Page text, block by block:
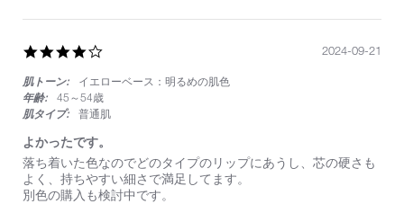
地
良
い
で
す。
rating
肌トーン:
イエローベース：明るめの肌色
年齢:
45～54歳
肌タイプ:
普通肌
よかったです。
Review
by
on
review
stating
よ
落ち着いた色なのでどのタイプのリップにあうし、芯の硬さも
よく、持ちやすい細さで満足してます。
別色の購入も検討中です。
2024-09-21